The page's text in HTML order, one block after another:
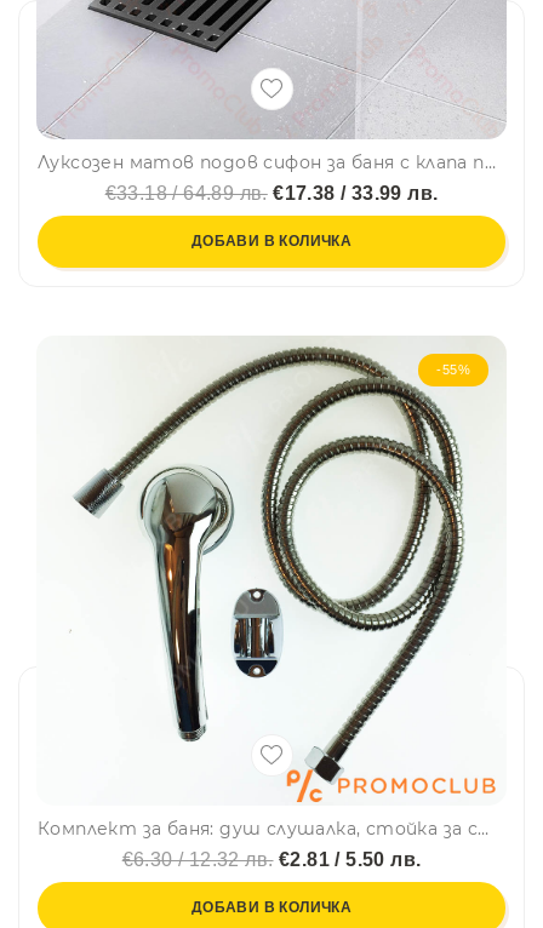
Луксозен матов подов сифон за баня с клапа против миризми - черен мат
€33.18 / 64.89 лв.€17.38 / 33.99 лв.
ДОБАВИ В КОЛИЧКА
-55%
Комплект за баня: душ слушалка, стойка за стена и метален шлаух
€6.30 / 12.32 лв.€2.81 / 5.50 лв.
ДОБАВИ В КОЛИЧКА